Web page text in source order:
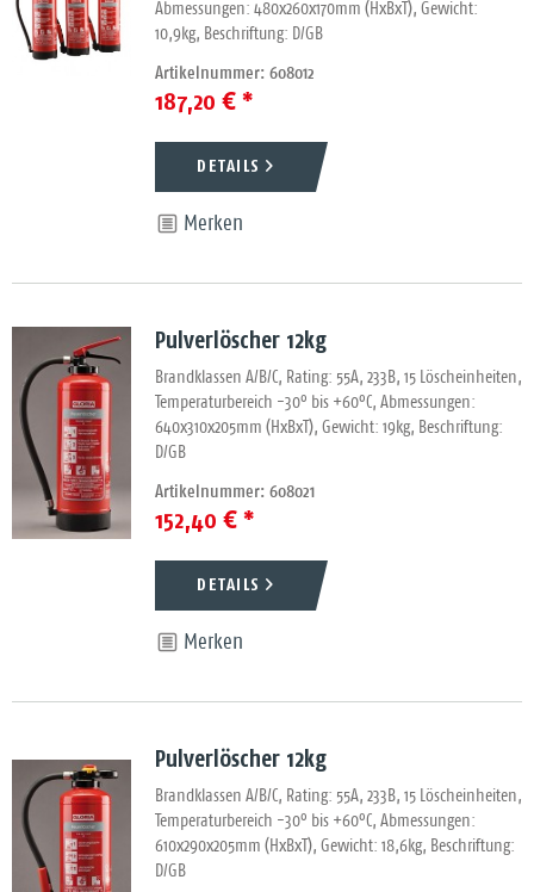
Abmessungen: 480x260x170mm (HxBxT), Gewicht:
10,9kg, Beschriftung: D/GB
Artikelnummer: 608012
187,20 € *
DETAILS
Merken
Pulverlöscher 12kg
Brandklassen A/B/C, Rating: 55A, 233B, 15 Löscheinheiten,
Temperaturbereich -30° bis +60°C, Abmessungen:
640x310x205mm (HxBxT), Gewicht: 19kg, Beschriftung:
D/GB
Artikelnummer: 608021
152,40 € *
DETAILS
Merken
Pulverlöscher 12kg
Brandklassen A/B/C, Rating: 55A, 233B, 15 Löscheinheiten,
Temperaturbereich -30° bis +60°C, Abmessungen:
610x290x205mm (HxBxT), Gewicht: 18,6kg, Beschriftung:
D/GB